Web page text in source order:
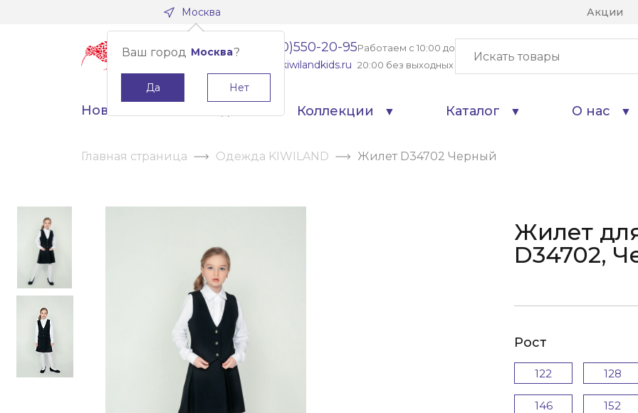
Москва
Ваш город Москва?
Да Нет
Акции
8(800)550-20-95
info@kiwilandkids.ru
Работаем с 10:00 до
20:00 без выходных
Новинки Коллекции Каталог О нас
Главная страница Одежда KIWILAND Жилет D34702 Черный
Жилет
D34702,
Рост
122 128
146 152